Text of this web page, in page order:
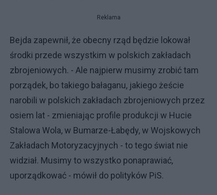
Reklama
Bejda zapewnił, że obecny rząd będzie lokował
środki przede wszystkim w polskich zakładach
zbrojeniowych. - Ale najpierw musimy zrobić tam
porządek, bo takiego bałaganu, jakiego żeście
narobili w polskich zakładach zbrojeniowych przez
osiem lat - zmieniając profile produkcji w Hucie
Stalowa Wola, w Bumarze-Łabędy, w Wojskowych
Zakładach Motoryzacyjnych - to tego świat nie
widział. Musimy to wszystko ponaprawiać,
uporządkować - mówił do polityków PiS.